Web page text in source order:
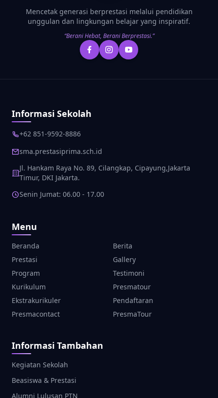
Mencetak generasi berprestasi melalui pendidikan
unggulan dan lingkungan belajar yang inspiratif.
“Berani Hebat, Berani Berprestasi.”
Informasi Sekolah
+62 851-9592-8886
sma.prestasiprima.sch.id
Jl. Hankam Raya No. 89, Cilangkap, Cipayung,Jakarta
Timur, DKI Jakarta.
Senin Jumat: 06.00 - 17.00
Menu
Beranda
Berita
Prestasi
Gallery
Program
Testimoni
Kurikulum
Presmatour
Ekstrakurikuler
Pendaftaran
Presmacontact
PresmaTour
Informasi Tambahan
Kegiatan Sekolah
Beasiswa & Prestasi
Alumni Lulusan PTN